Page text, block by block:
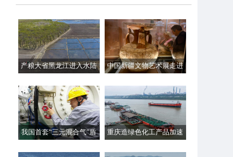
产粮大省黑龙江进入水陆
中国新疆文物艺术展走进
我国首套“三元混合气”盾
重庆造绿色化工产品加速